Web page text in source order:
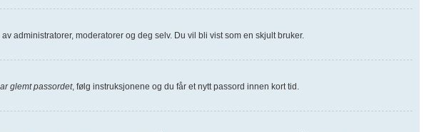
administratorer, moderatorer og deg selv. Du vil bli vist som en skjult bruker.
glemt passordet, følg instruksjonene og du får et nytt passord innen kort tid.